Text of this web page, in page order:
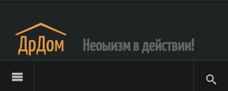
Неоыизм в действии!